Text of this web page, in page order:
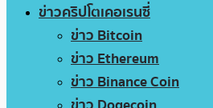
ข่าวคริปโตเคอเรนซี่
ข่าว Bitcoin
ข่าว Ethereum
ข่าว Binance Coin